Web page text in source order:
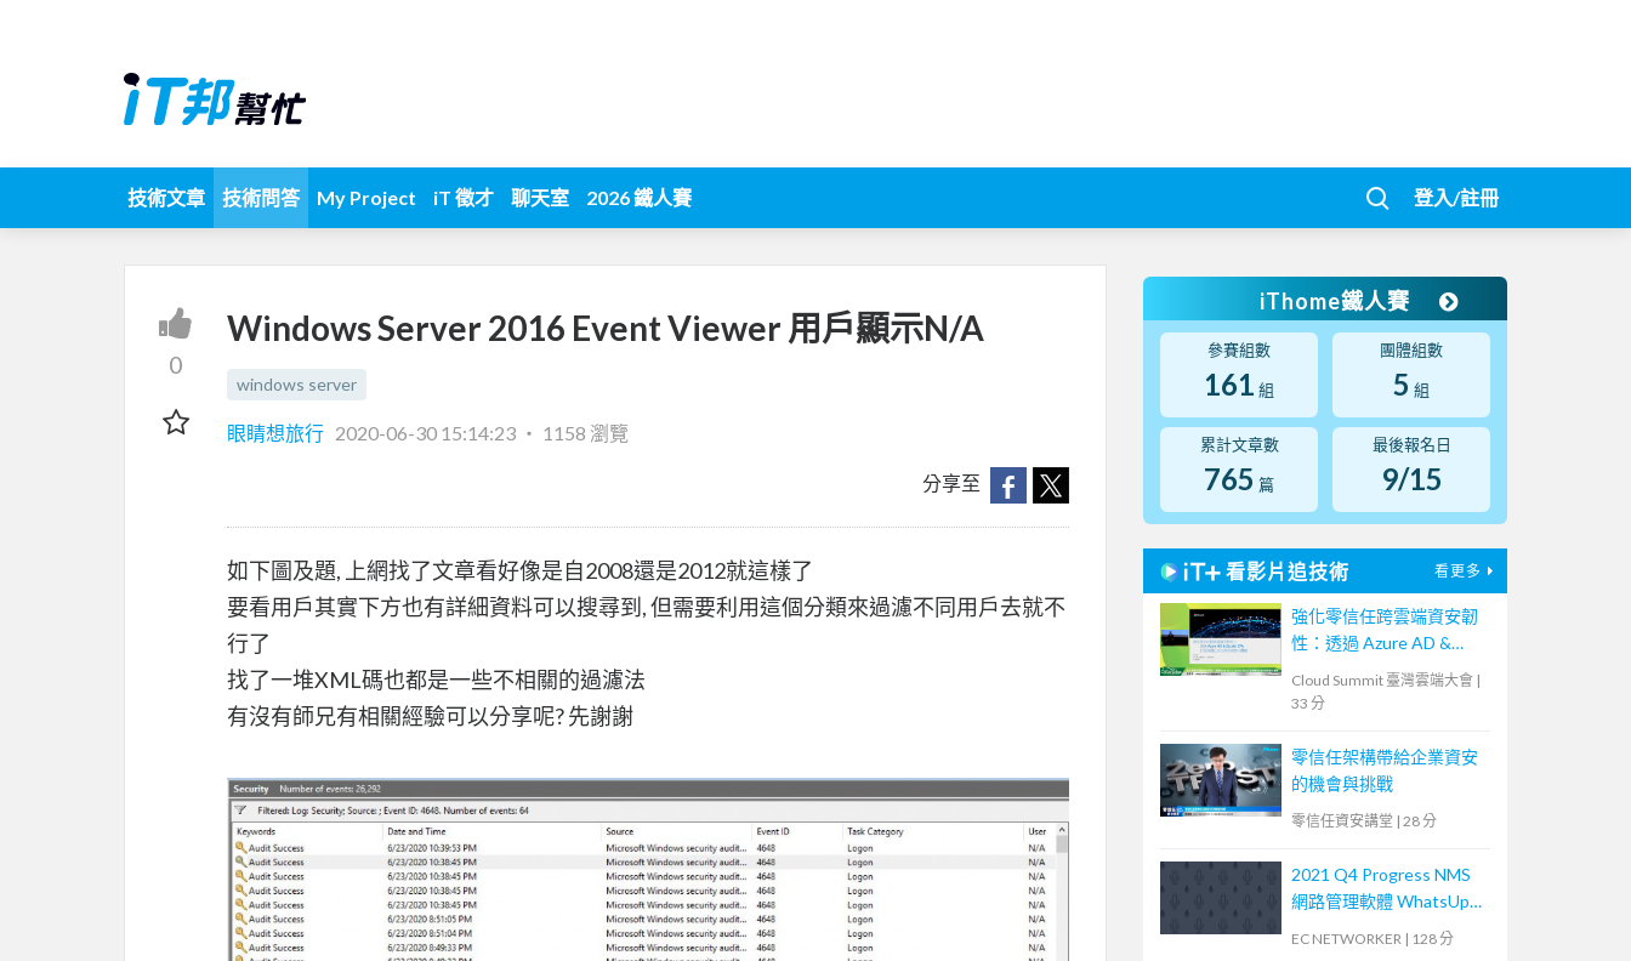
技術文章 技術問答 My Project iT 徵才 聊天室 2026 鐵人賽 登入/註冊
0
Windows Server 2016 Event Viewer 用戶顯示N/A
windows server
眼睛想旅行 2020-06-30 15:14:23 ‧ 1158 瀏覽
分享至
如下圖及題, 上網找了文章看好像是自2008還是2012就這樣了
要看用戶其實下方也有詳細資料可以搜尋到, 但需要利用這個分類來過濾不同用戶去就不
行了
找了一堆XML碼也都是一些不相關的過濾法
有沒有師兄有相關經驗可以分享呢? 先謝謝
iThome鐵人賽
參賽組數
161 組
團體組數
5 組
累計文章數
765 篇
最後報名日
9/15
看影片追技術 看更多
強化零信任跨雲端資安韌
性：透過 Azure AD &
Zscaler ZPA 打造無縫且
安全的居家辦公體驗
Cloud Summit 臺灣雲端大會 |
33 分
零信任架構帶給企業資安
的機會與挑戰
零信任資安講堂 | 28 分
2021 Q4 Progress NMS
網路管理軟體 WhatsUp
Gold 基礎培訓課程 (2)
EC NETWORKER | 128 分